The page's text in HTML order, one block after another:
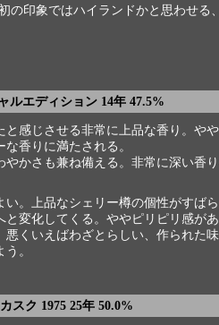
の印象ではハイランドかと思わせる
ルエディション 14年 47.5%
感じさせる非常に上品な香り。や
香りに満たされる。
かさも兼ね備える。非常に深い香り
。上品なシェリー樽の個性がすばら
変化してくる。ややピリピリ感があ
くいえばわざとらしい、作られた
。
スク 1975 25年 50.0%